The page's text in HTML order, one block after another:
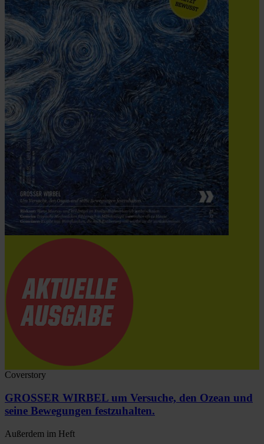
Coverstory
GROSSER WIRBEL um Versuche, den Ozean und
seine Bewegungen festzuhalten.
Außerdem im Heft